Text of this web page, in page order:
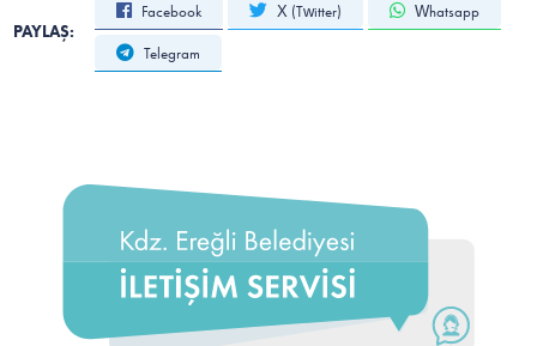
PAYLAŞ:
Facebook X (Twitter) Whatsapp
Telegram